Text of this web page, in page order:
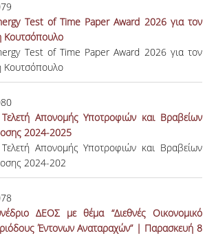
Test of Time Paper Award 2026 για τον
Κουτσόπουλο
Test of Time Paper Award 2026 για τον
Κουτσόπουλο
Απονομής Υποτροφιών και Βραβείων
2024-2025
Απονομής Υποτροφιών και Βραβείων
2024-202
ΔΕΟΣ με θέμα “Διεθνές Οικονομικό
Έντονων Αναταραχών” | Παρασκευή 8